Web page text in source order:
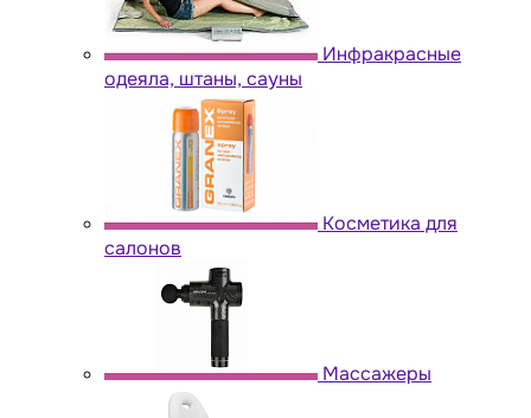
Инфракрасные
одеяла, штаны, сауны
Косметика для
салонов
Массажеры